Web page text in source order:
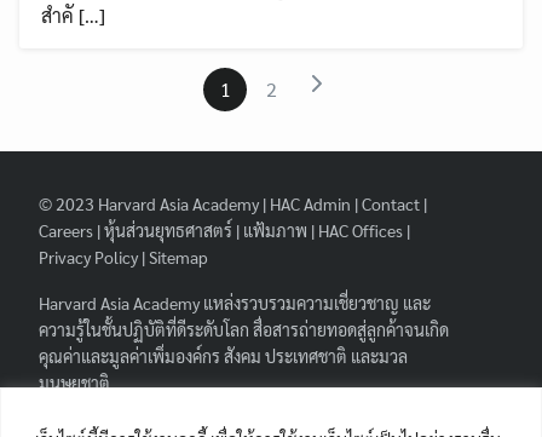
สำคั […]
1 2
© 2023 Harvard Asia Academy | HAC Admin |Contact |
Careers |หุ้นส่วนยุทธศาสตร์ | แฟ้มภาพ | HAC Offices |
Privacy Policy | Sitemap
Harvard Asia Academy แหล่งรวบรวมความเชี่ยวชาญ และ
ความรู้ในชั้นปฏิบัติที่ดีระดับโลก สื่อสารถ่ายทอดสู่ลูกค้าจนเกิด
คุณค่าและมูลค่าเพิ่มองค์กร สังคม ประเทศชาติ และมวล
มนุษยชาติ.